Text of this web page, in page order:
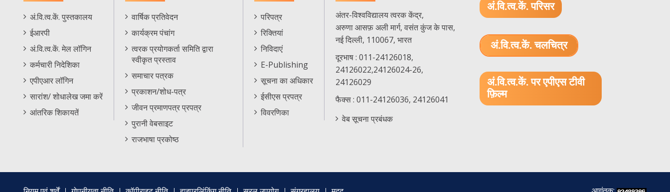
Staff
Footer
Menu
अं.वि.त्व.कें. पुस्तकालय
ईआरपी
अं.वि.त्व.कें. मेल लॉगिन
कर्मचारी निदेशिका
एपीएआर लॉगिन
सारांश/ शोधालेख जमा करें
आंतरिक शिकायतें
Informations
Menu
वार्षिक प्रतिवेदन
कार्यक्रम पंचांग
त्वरक प्रयोगकर्ता समिति द्वारा
स्वीकृत प्रस्ताव
समाचार पत्रक
प्रकाशन/शोध-पत्र
जीवन प्रमाणपत्र प्रपत्र
पुरानी वेबसाइट
राजभाषा प्रकोष्ठ
E-
Citizen
Menu
परिपत्र
रिक्तियां
निविदाएं
E-Publishing
सूचना का अधिकार
ईसीएस प्रपत्र
विवरणिका
अंतर-विश्वविद्यालय त्वरक केंद्र,
अरुणा आसफ़ अली मार्ग, वसंत कुंज के पास,
नई दिल्ली, 110067, भारत
दूरभाष : 011-24126018,
24126022,24126024-26,
24126029
फैक्स : 011-24126036, 24126041
वेब सूचना प्रबंधक
अं.वि.त्व.कें. परिसर
अं.वि.त्व.कें. चलचित्र
अं.वि.त्व.कें. पर एपीएस टीवी
फ़िल्म